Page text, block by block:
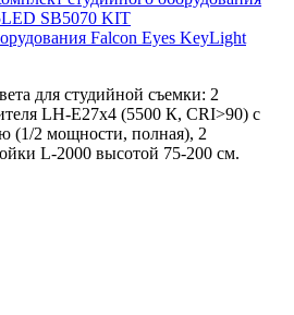
Falcon Eyes KeyLight
для студийной съемки: 2
LH-E27х4 (5500 К, CRI>90) с
(1/2 мощности, полная), 2
L-2000 высотой 75-200 cм.